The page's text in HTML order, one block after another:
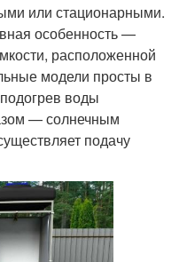
или стационарными.
особенность —
расположенной
модели просты в
воды
— солнечным
подачу